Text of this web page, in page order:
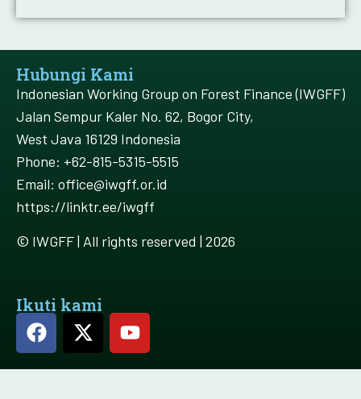
Hubungi Kami
Indonesian Working Group on Forest Finance (IWGFF)
Jalan Sempur Kaler No. 62, Bogor City,
West Java 16129 Indonesia
Phone: +62-815-5315-5515
Email: office@iwgff.or.id
https://linktr.ee/iwgff
© IWGFF | All rights reserved | 2026
Ikuti kami